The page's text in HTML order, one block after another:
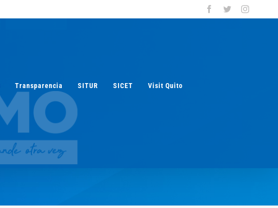
Facebook
Twitter
Transparencia SITUR SICET Visit Quito